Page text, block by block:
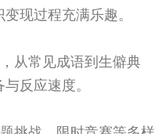
现过程充满乐趣。
从常见成语到生僻典
反应速度。